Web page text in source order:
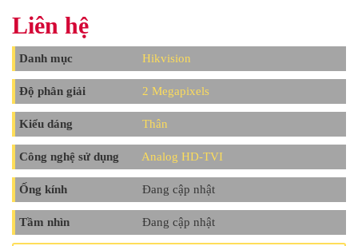
Liên hệ
Danh mục Hikvision
Độ phân giải 2 Megapixels
Kiểu dáng Thân
Công nghệ sử dụng Analog HD-TVI
Ống kính Đang cập nhật
Tầm nhìn Đang cập nhật